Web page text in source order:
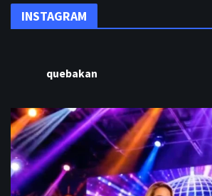
INSTAGRAM
quebakan